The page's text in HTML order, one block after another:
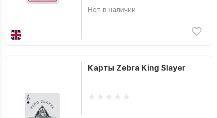
Нет в наличии
Карты Zebra King Slayer